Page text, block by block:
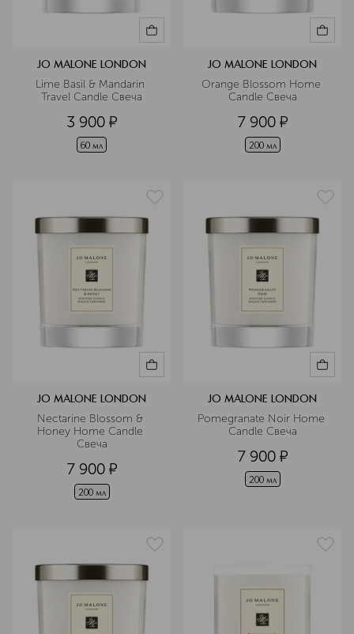
JO MALONE LONDON
Lime Basil & Mandarin
Travel Candle Свеча
3 900 ¤
60 мл
JO MALONE LONDON
Orange Blossom Home
Candle Свеча
7 900 ¤
200 мл
JO MALONE LONDON
Nectarine Blossom &
Honey Home Candle
Свеча
7 900 ¤
200 мл
JO MALONE LONDON
Pomegranate Noir Home
Candle Свеча
7 900 ¤
200 мл